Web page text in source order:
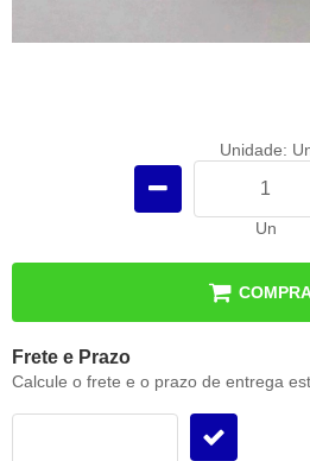
Unidade:
Un
Frete e Prazo
Calcule o frete e o prazo de entrega